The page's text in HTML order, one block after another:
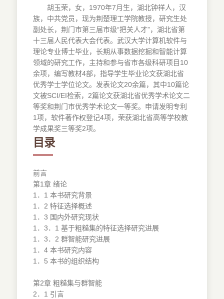
胡玉荣，女，1970年7月生，湖北钟祥人，汉
族，中共党员，现为荆楚理工学院教授，研究生处
副处长，荆门市第三届市级“把关人才”，湖北省第
十三届人民代表大会代表。武汉大学计算机软件与
理论专业博士毕业，长期从事数据挖掘和智能计算
领域的研究工作，主持和参与省市各级科研项目10
余项，编写教材4部，指导学生毕业论文获湖北省
优秀学士学位论文。发表论文20余篇，其中10篇论
文被SCI/EI检索，2篇论文获湖北省优秀学术论文二
等奖和荆门市优秀学术论文一等奖。申请发明专利
1项，软件著作权登记4项，荣获湖北省高等学校教
学成果奖三等奖2项。
目录
前言
第1章 绪论
1．1 本书研究背景
1．2 特征选择概述
1．3 国内外研究现状
1．3．1 基于粗糙集的特征选择研究进展
1．3．2 群智能研究进展
1．4 本书研究内容
1．5 本书的组织结构
第2章 粗糙集与群智能
2．1 引言